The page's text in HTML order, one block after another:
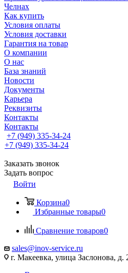
Челнах
Как купить
Условия оплаты
Условия доставки
Гарантия на товар
О компании
О нас
База знаний
Новости
Документы
Карьера
Реквизиты
Контакты
Контакты
+7 (949) 335-34-24
+7 (949) 335-34-24
Заказать звонок
Задать вопрос
Войти
Корзина0
Избранные товары0
Сравнение товаров0
sales@inov-service.ru
г. Макеевка, улица Заслонова, д.